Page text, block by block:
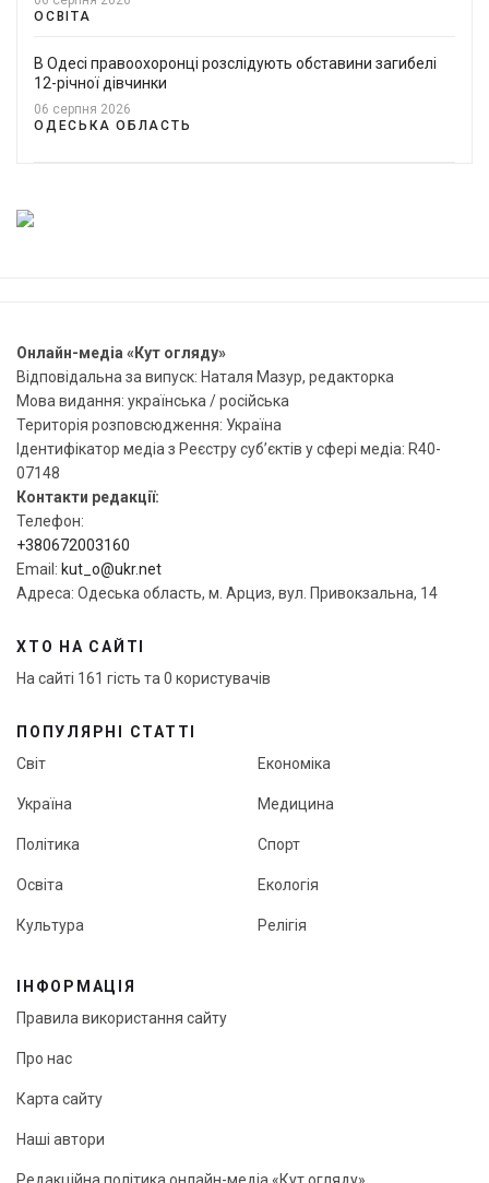
ОСВІТА
В Одесі правоохоронці розслідують обставини загибелі
12-річної дівчинки
06 серпня 2026
ОДЕСЬКА ОБЛАСТЬ
Онлайн-медіа «Кут огляду»
Відповідальна за випуск: Наталя Мазур, редакторка
Мова видання: українська / російська
Територія розповсюдження: Україна
Ідентифікатор медіа з Реєстру суб’єктів у сфері медіа: R40-
07148
Контакти редакції:
Телефон:
+380672003160
Email: kut_o@ukr.net
Адреса: Одеська область, м. Арциз, вул. Привокзальна, 14
ХТО НА САЙТІ
На сайті 161 гість та 0 користувачів
ПОПУЛЯРНІ СТАТТІ
Світ
Україна
Політика
Освіта
Культура
Економіка
Медицина
Спорт
Екологія
Релігія
ІНФОРМАЦІЯ
Правила використання сайту
Про нас
Карта сайту
Наші автори